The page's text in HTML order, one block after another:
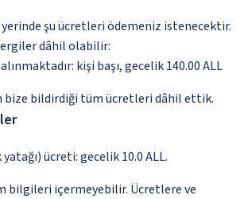
şu ücretleri ödemeniz istenecektir.
dâhil olabilir:
kişi başı, gecelik 140.00 ALL
bize bildirdiği tüm ücretleri dâhil ettik.
ücreti: gecelik 10.0 ALL.
bilgileri içermeyebilir. Ücretlere ve